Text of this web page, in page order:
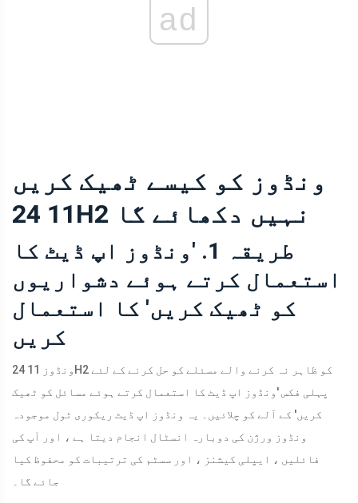
ad
ونڈوز کو کیسے ٹھیک کریں
11 24H2 نہیں دکھائے گا
طریقہ 1. 'ونڈوز اپ ڈیٹ کا
استعمال کرتے ہوئے دشواریوں
کو ٹھیک کریں' کا استعمال
کریں
ونڈوز 11 24H2 کو ظاہر نہ کرنے والے مسئلے کو حل کرنے کے لئے
پہلی فکس 'ونڈوز اپ ڈیٹ کا استعمال کرتے ہوئے مسائل کو ٹھیک
کریں' کے آلے کو چلائیں۔ یہ ونڈوز اپ ڈیٹ ریکوری ٹول موجودہ
ونڈوز ورژن کی دوبارہ انسٹال انجام دیتا ہے ، اور آپ کی
فائلیں ، ایپلی کیشنز ، اور سسٹم کی ترتیبات کو محفوظ کیا
جائے گا۔